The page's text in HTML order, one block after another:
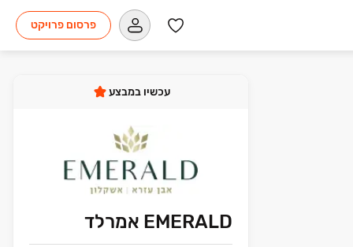
פרסום פרויקט
עכשיו במבצע
EMERALD אמרלד